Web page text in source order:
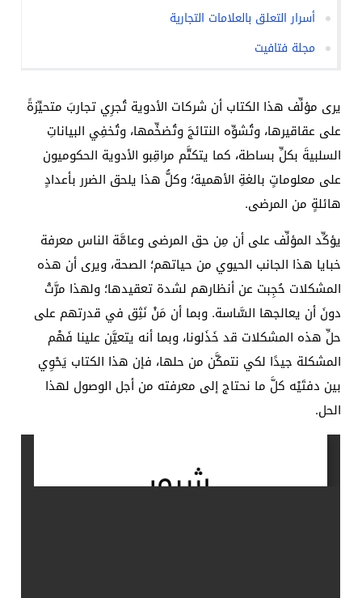
أسرار التعلق بالعلامات التجارية
مجلة فتافيت
يرى مؤلِّف هذا الكتاب أن شركات الأدوية تُجرِي تجاربَ متحيِّزةً
على عقاقيرها، وتُشوِّه النتائجَ وتُضخِّمها، وتُخفِي البياناتِ
السلبيةَ بكلِّ بساطة، كما يتكتَّم مراقِبو الأدوية الحكوميون
على معلوماتٍ بالغةِ الأهمية؛ وكلُّ هذا يلحق الضرر بأعدادٍ
هائلةٍ من المرضى.
يؤكِّد المؤلِّف على أن مِن حق المرضى وعامَّة الناس معرفة
خبايا هذا الجانب الحيوي من حياتهم؛ الصحة، ويرى أن هذه
المشكلات حُجِبت عن أنظارهم لشدة تعقيدها؛ ولهذا مرَّتْ
دونَ أن يعالجها السَّاسة. وبما أن مَنْ نَثِق في قدرتهم على
حلِّ هذه المشكلات قد خَذَلونا، وبما أنه يتعيَّن علينا فَهْم
المشكلة جيدًا لكي نتمكَّن من حلها، فإن هذا الكتاب يَحْوِي
بين دفتَيْه كلَّ ما نحتاج إلى معرفته من أجل الوصول لهذا
الحل.